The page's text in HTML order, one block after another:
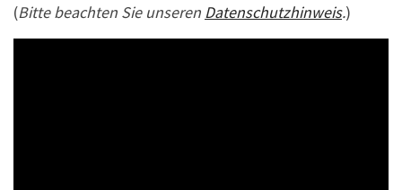
(Bitte beachten Sie unseren Datenschutzhinweis.)